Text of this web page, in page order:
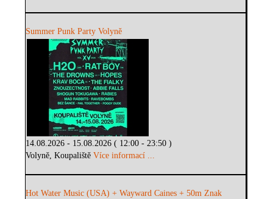
Summer Punk Party Volyně
14.08.2026 - 15.08.2026 ( 12:00 - 23:50 )
Volyně, KoupalištěVíce informací ...
Hot Water Music (USA) + Wayward Caines + 50m Znak